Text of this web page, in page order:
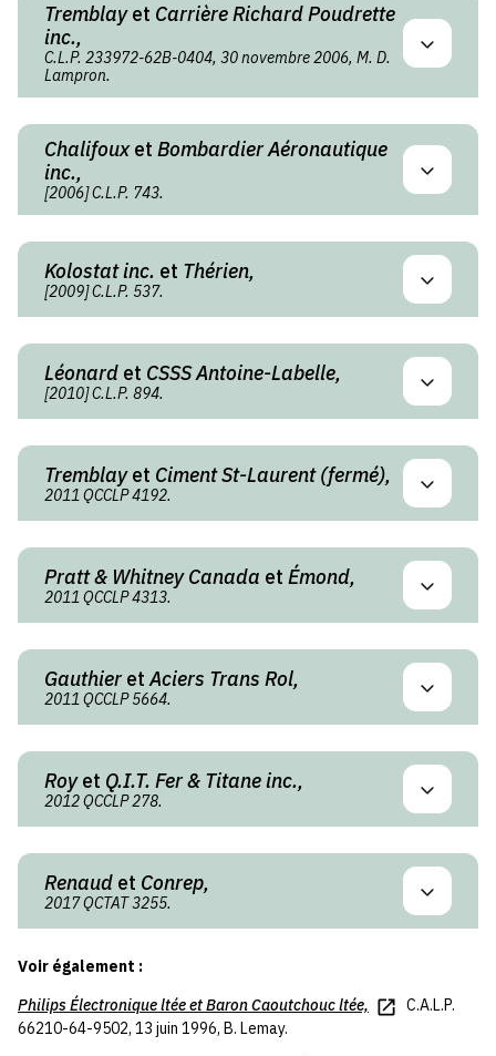
Tremblayet Carrière Richard Poudrette
inc.,
C.L.P. 233972-62B-0404, 30 novembre 2006, M. D.
Lampron.
Chalifouxet Bombardier Aéronautique
inc.,
[2006] C.L.P. 743.
Kolostat inc. et Thérien,
[2009] C.L.P. 537.
Léonard et CSSS Antoine-Labelle,
[2010] C.L.P. 894.
Tremblayet Ciment St-Laurent (fermé),
2011 QCCLP 4192.
Pratt & Whitney Canada et Émond,
2011 QCCLP 4313.
GauthieretAciers Trans Rol,
2011 QCCLP 5664.
Royet Q.I.T. Fer & Titane inc.,
2012 QCCLP 278.
Renaud et Conrep,
2017 QCTAT 3255.
Voir également :
Philips Électronique ltéeetBaron Caoutchouc ltée,
C.A.L.P.
66210-64-9502, 13 juin 1996, B. Lemay.